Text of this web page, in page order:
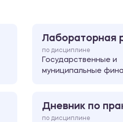
Лабораторная
по дисциплине
Государственные и
муниципальные
Дневник по
по дисциплине